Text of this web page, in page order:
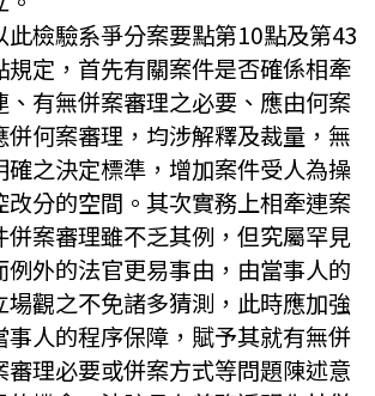
此檢驗系爭分案要點第10點及第43
規定，首先有關案件是否確係相牽
、有無併案審理之必要、應由何案
併何案審理，均涉解釋及裁量，無
確之決定標準，增加案件受人為操
改分的空間。其次實務上相牽連案
併案審理雖不乏其例，但究屬罕見
例外的法官更易事由，由當事人的
場觀之不免諸多猜測，此時應加強
事人的程序保障，賦予其就有無併
審理必要或併案方式等問題陳述意